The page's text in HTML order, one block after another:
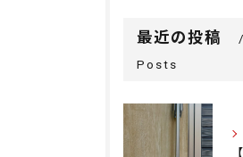
最近の投稿
Posts